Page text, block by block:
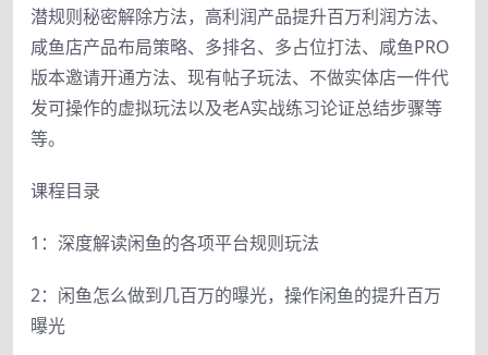
潜规则秘密解除方法，高利润产品提升百万利润方法、
咸鱼店产品布局策略、多排名、多占位打法、咸鱼PRO
版本邀请开通方法、现有帖子玩法、不做实体店一件代
发可操作的虚拟玩法以及老A实战练习论证总结步骤等
等。
课程目录
1：深度解读闲鱼的各项平台规则玩法
2：闲鱼怎么做到几百万的曝光，操作闲鱼的提升百万
曝光